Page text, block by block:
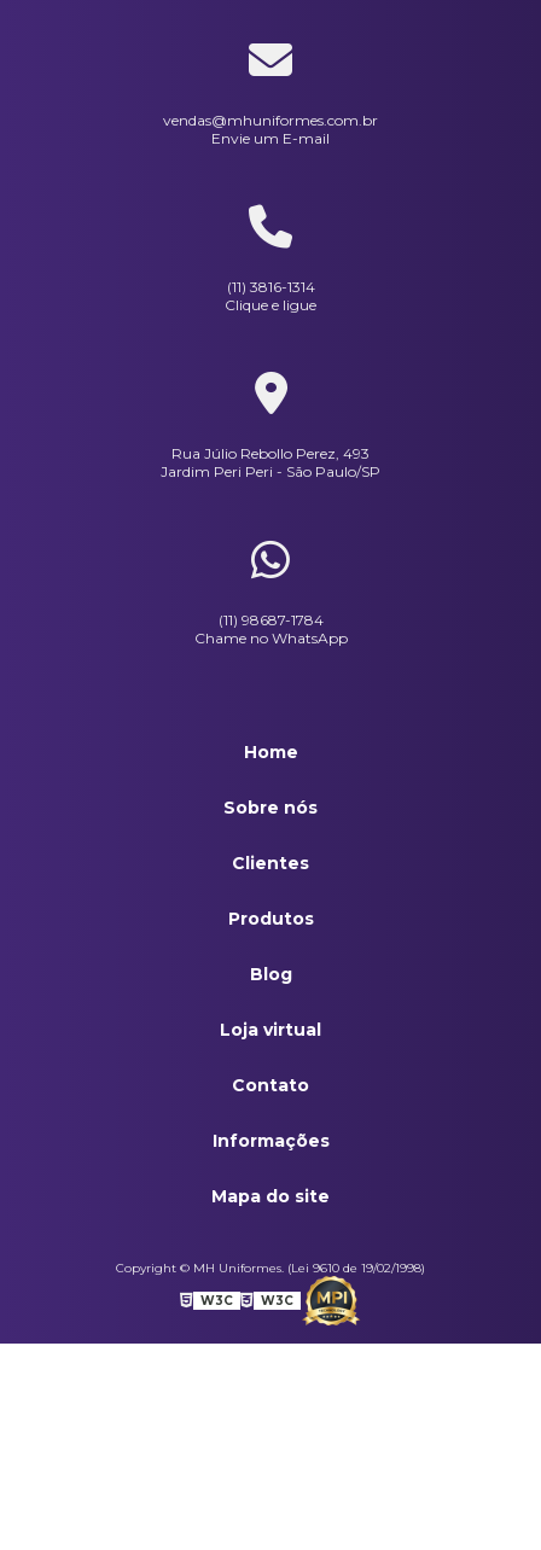
Lenço Bala Em Crepe Verde Escuro
vendas@mhuniformes.com.br
Envie um E-mail
(11) 3816-1314
Clique e ligue
Rua Júlio Rebollo Perez, 493
Jardim Peri Peri - São Paulo/SP
(11) 98687-1784
Chame no WhatsApp
Home
Sobre nós
Clientes
Produtos
Blog
Loja virtual
Contato
Informações
Mapa do site
Copyright © MH Uniformes. (Lei 9610 de 19/02/1998)
W3C W3C